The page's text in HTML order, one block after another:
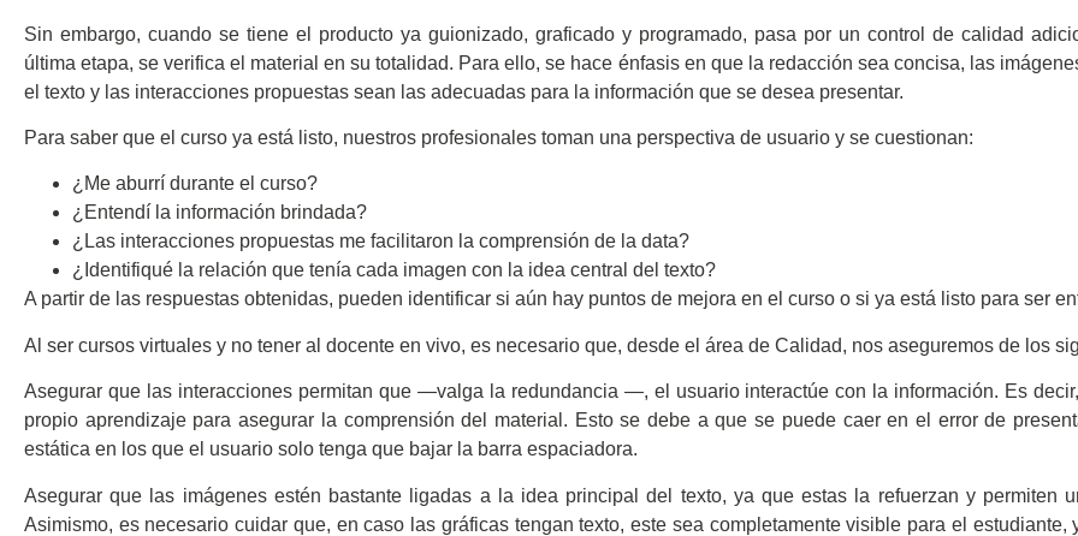
Sin embargo, cuando se tiene el producto ya guionizado, graficado y programado, pasa por un control de calidad
última etapa, se verifica el material en su totalidad. Para ello, se hace énfasis en que la redacción sea concisa, las
el texto y las interacciones propuestas sean las adecuadas para la información que se desea presentar.
Para saber que el curso ya está listo, nuestros profesionales toman una perspectiva de usuario y se cuestionan:
¿Me aburrí durante el curso?
¿Entendí la información brindada?
¿Las interacciones propuestas me facilitaron la comprensión de la data?
¿Identifiqué la relación que tenía cada imagen con la idea central del texto?
A partir de las respuestas obtenidas, pueden identificar si aún hay puntos de mejora en el curso o si ya está listo para ser
Al ser cursos virtuales y no tener al docente en vivo, es necesario que, desde el área de Calidad, nos aseguremos de los
Asegurar que las interacciones permitan que —valga la redundancia —, el usuario interactúe con la información. Es
propio aprendizaje para asegurar la comprensión del material. Esto se debe a que se puede caer en el error de
estática en los que el usuario solo tenga que bajar la barra espaciadora.
Asegurar que las imágenes estén bastante ligadas a la idea principal del texto, ya que estas la refuerzan y permiten
Asimismo, es necesario cuidar que, en caso las gráficas tengan texto, este sea completamente visible para el estudiante,